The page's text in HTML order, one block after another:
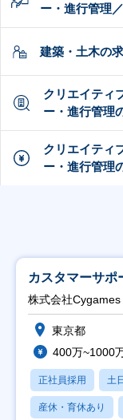
ー・進行管理
建築・土木の
クリエイティ
ー・進行管理
クリエイティ
ー・進行管理
カスタマーサポ
株式会社Cygames
東京都
400万~1000
正社員採用 土
産休・育休あり